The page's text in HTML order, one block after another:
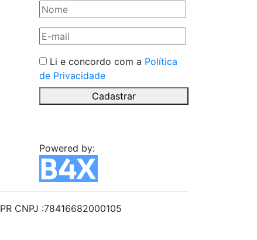
Li e concordo com a Política
de Privacidade
Cadastrar
Powered by:
CNPJ :78416682000105